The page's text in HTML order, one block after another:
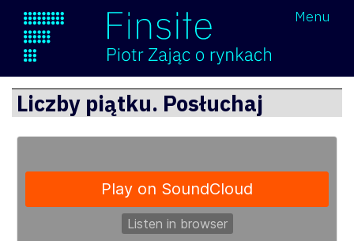
Menu
Przejdź
do
Liczby piątku. Posłuchaj